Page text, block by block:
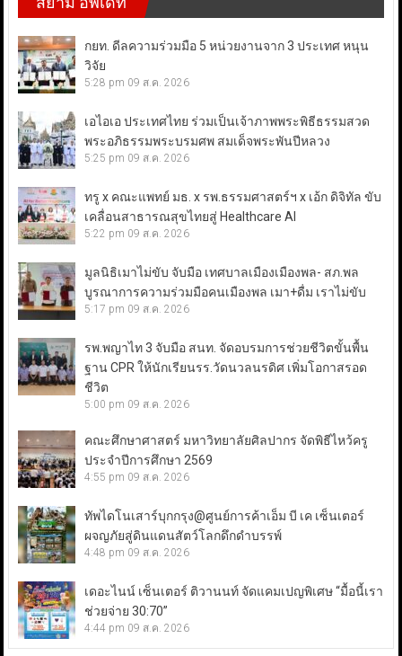
กยท. ดีลความร่วมมือ 5 หน่วยงานจาก 3 ประเทศ หนุน
วิจัย
5:28 pm 09 ส.ค. 2026
เอไอเอ ประเทศไทย ร่วมเป็นเจ้าภาพพระพิธีธรรมสวด
พระอภิธรรมพระบรมศพ สมเด็จพระพันปีหลวง
5:25 pm 09 ส.ค. 2026
ทรู x คณะแพทย์ มธ. x รพ.ธรรมศาสตร์ฯ x เอ้ก ดิจิทัล ขับ
เคลื่อนสาธารณสุขไทยสู่ Healthcare AI
5:22 pm 09 ส.ค. 2026
มูลนิธิเมาไม่ขับ จับมือ เทศบาลเมืองเมืองพล- สภ.พล
บูรณาการความร่วมมือคนเมืองพล เมา+ดื่ม เราไม่ขับ
5:17 pm 09 ส.ค. 2026
รพ.พญาไท 3 จับมือ สนท. จัดอบรมการช่วยชีวิตขั้นพื้น
ฐาน CPR ให้นักเรียนรร.วัดนวลนรดิศ เพิ่มโอกาสรอด
ชีวิต
5:00 pm 09 ส.ค. 2026
คณะศึกษาศาสตร์ มหาวิทยาลัยศิลปากร จัดพิธีไหว้ครู
ประจำปีการศึกษา 2569
4:55 pm 09 ส.ค. 2026
ทัพไดโนเสาร์บุกกรุง@ศูนย์การค้าเอ็ม บี เค เซ็นเตอร์
ผจญภัยสู่ดินแดนสัตว์โลกดึกดำบรรพ์
4:48 pm 09 ส.ค. 2026
เดอะไนน์ เซ็นเตอร์ ติวานนท์ จัดแคมเปญพิเศษ “มื้อนี้เรา
ช่วยจ่าย 30:70”
4:44 pm 09 ส.ค. 2026